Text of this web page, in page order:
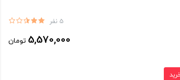
5 نفر
5,570,000 تومان